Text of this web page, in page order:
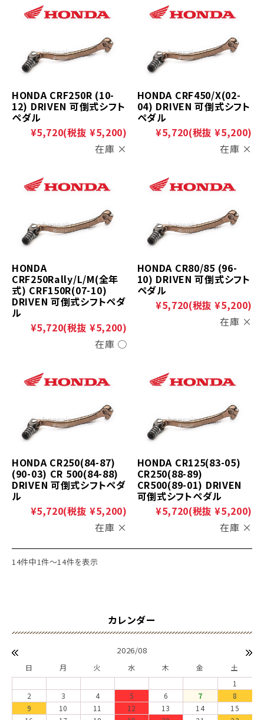
HONDA CRF250R (10-
12) DRIVEN 可倒式シフト
ペダル
¥5,720(税抜 ¥5,200)
在庫 ×
HONDA CRF450/X(02-
04) DRIVEN 可倒式シフト
ペダル
¥5,720(税抜 ¥5,200)
在庫 ×
HONDA
CRF250Rally/L/M(全年
式) CRF150R(07-10)
DRIVEN 可倒式シフトペダ
ル
¥5,720(税抜 ¥5,200)
在庫 ○
HONDA CR80/85 (96-
10) DRIVEN 可倒式シフト
ペダル
¥5,720(税抜 ¥5,200)
在庫 ×
HONDA CR250(84-87)
(90-03) CR 500(84-88)
DRIVEN 可倒式シフトペダ
ル
¥5,720(税抜 ¥5,200)
在庫 ×
HONDA CR125(83-05)
CR250(88-89)
CR500(89-01) DRIVEN
可倒式シフトペダル
¥5,720(税抜 ¥5,200)
在庫 ×
14件中1件～14件を表示
2026/08
日 月 火 水 木 金
土
1
2
3 4 5 6 7
8
9
10 11 12 13 14
15